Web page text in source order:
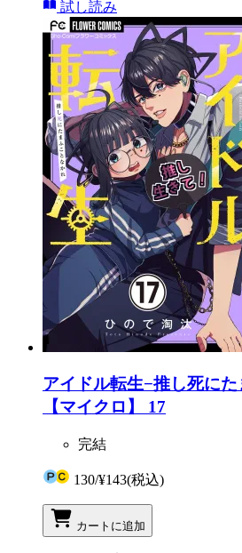
試し読み
アイドル転生−推し死に
【マイクロ】 17
完結
130/¥143(税込)
カートに追加